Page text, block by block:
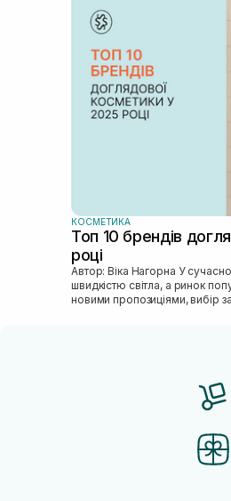
КОСМЕТИКА
Топ 10 брендів
році
Автор: Віка Нагорна У сучасному світі, де тренди змінюються зі
швидкістю світла, а ринок
новими пропозиціями, вибір